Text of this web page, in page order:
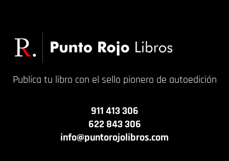
Publica tu libro con el sello pionero de autoedición
911 413 306
622 843 306
info@puntorojolibros.com